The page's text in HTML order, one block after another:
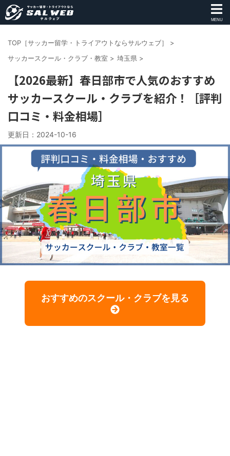
MENU
TOP［サッカー留学・トライアウトならサルウェブ］
>
サッカースクール・クラブ・教室 > 埼玉県 >
【2026最新】春日部市で人気のおすすめ
サッカースクール・クラブを紹介！［評判
口コミ・料金相場］
更新日： 2024-10-16
おすすめのスクール・クラブを見る